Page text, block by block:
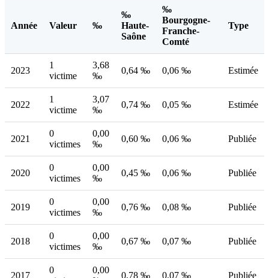
Année Valeur ‰
‰
Haute-
Saône
‰
Bourgogne-
Franche-
Comté
Type
2023
1
victime
3,68
‰
0,64 ‰ 0,06 ‰ Estimée
2022
1
victime
3,07
‰
0,74 ‰ 0,05 ‰ Estimée
2021
0
victimes
0,00
‰
0,60 ‰ 0,06 ‰ Publiée
2020
0
victimes
0,00
‰
0,45 ‰ 0,06 ‰ Publiée
2019
0
victimes
0,00
‰
0,76 ‰ 0,08 ‰ Publiée
2018
0
victimes
0,00
‰
0,67 ‰ 0,07 ‰ Publiée
2017
0
0,00
0,78 ‰ 0,07 ‰ Publiée